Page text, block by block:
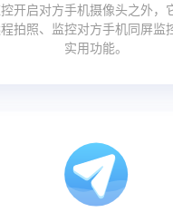
开启对方手机摄像头之外，
拍照、监控对方手机同屏监
实用功能。